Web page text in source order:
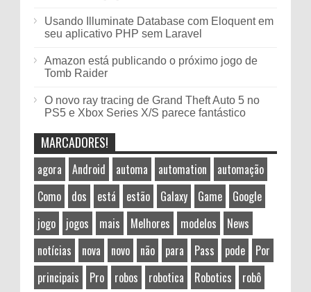
Usando Illuminate Database com Eloquent em
seu aplicativo PHP sem Laravel
Amazon está publicando o próximo jogo de
Tomb Raider
O novo ray tracing de Grand Theft Auto 5 no
PS5 e Xbox Series X/S parece fantástico
MARCADORES!
agora Android automa automation
automação
Como
dos está estão Galaxy Game
Google
jogo
jogos mais Melhores modelos
News
notícias
nova novo não para Pass pode
Por
principais
Pro robos robotica Robotics
robô